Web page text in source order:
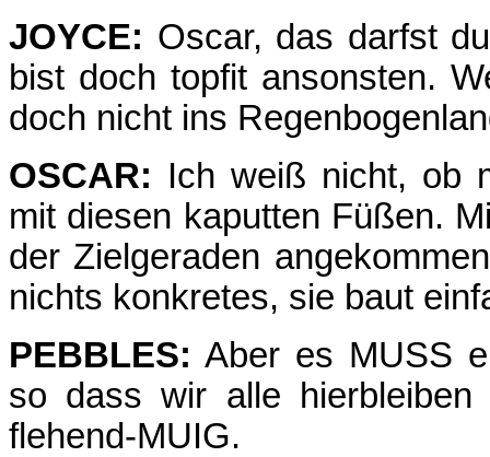
JOYCE: Oscar, das darfst
bist doch topfit ansonsten.
doch nicht ins
OSCAR: Ich weiß nicht, ob
mit diesen kaputten Füßen.
der Zielgeraden
nichts konkretes, sie baut
PEBBLES: Aber es MUSS
so dass wir alle
flehend-MUIG.